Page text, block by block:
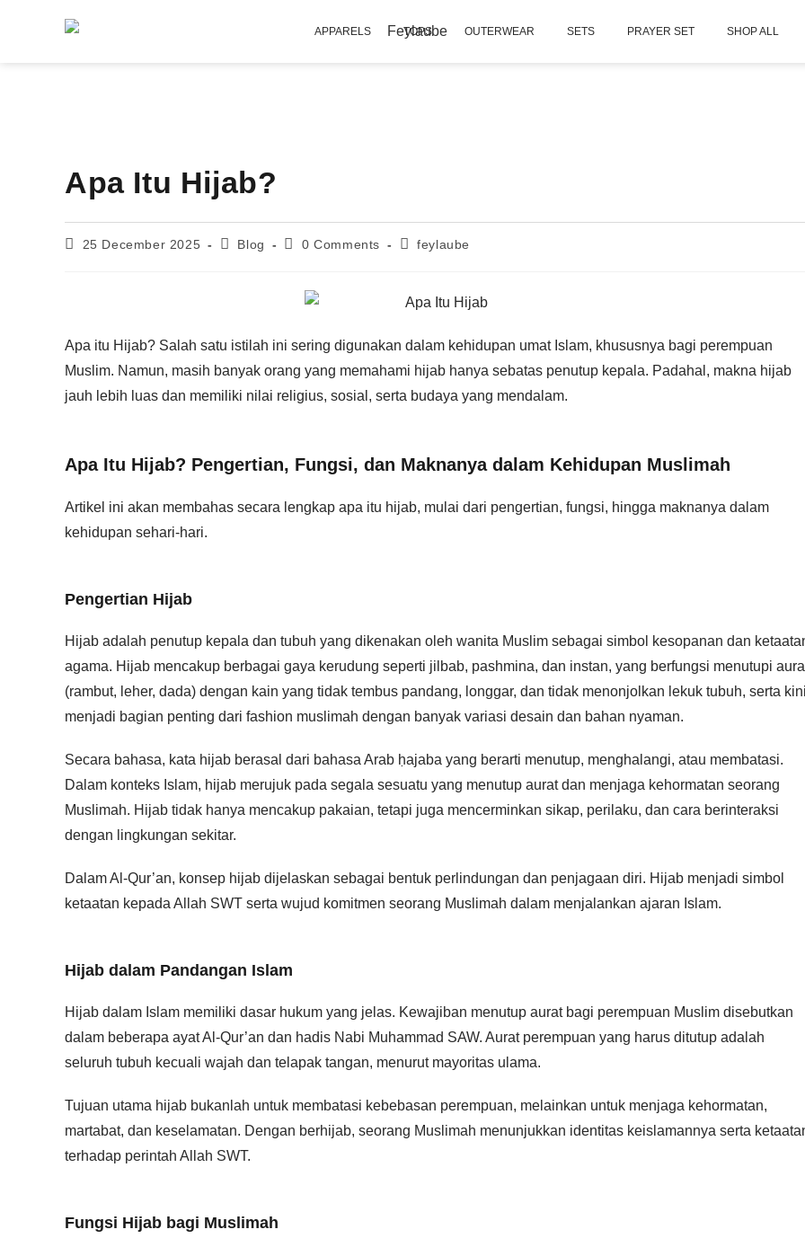
APPARELS TOPS OUTERWEAR SETS PRAYER SET SHOP ALL
Apa Itu Hijab?
25 December 2025 Blog 0 Comments feylaube
Apa itu Hijab? Salah satu istilah ini sering digunakan dalam kehidupan umat Islam, khususnya bagi perempuan
Muslim. Namun, masih banyak orang yang memahami hijab hanya sebatas penutup kepala. Padahal, makna hijab
jauh lebih luas dan memiliki nilai religius, sosial, serta budaya yang mendalam.
Apa Itu Hijab? Pengertian, Fungsi, dan Maknanya dalam Kehidupan Muslimah
Artikel ini akan membahas secara lengkap apa itu hijab, mulai dari pengertian, fungsi, hingga maknanya dalam
kehidupan sehari-hari.
Pengertian Hijab
Hijab adalah penutup kepala dan tubuh yang dikenakan oleh wanita Muslim sebagai simbol kesopanan dan
agama. Hijab mencakup berbagai gaya kerudung seperti jilbab, pashmina, dan instan, yang berfungsi menutupi
(rambut, leher, dada) dengan kain yang tidak tembus pandang, longgar, dan tidak menonjolkan lekuk tubuh, serta
menjadi bagian penting dari fashion muslimah dengan banyak variasi desain dan bahan nyaman.
Secara bahasa, kata hijab berasal dari bahasa Arab ḥajaba yang berarti menutup, menghalangi, atau membatasi.
Dalam konteks Islam, hijab merujuk pada segala sesuatu yang menutup aurat dan menjaga kehormatan seorang
Muslimah. Hijab tidak hanya mencakup pakaian, tetapi juga mencerminkan sikap, perilaku, dan cara berinteraksi
dengan lingkungan sekitar.
Dalam Al-Qur’an, konsep hijab dijelaskan sebagai bentuk perlindungan dan penjagaan diri. Hijab menjadi simbol
ketaatan kepada Allah SWT serta wujud komitmen seorang Muslimah dalam menjalankan ajaran Islam.
Hijab dalam Pandangan Islam
Hijab dalam Islam memiliki dasar hukum yang jelas. Kewajiban menutup aurat bagi perempuan Muslim disebutkan
dalam beberapa ayat Al-Qur’an dan hadis Nabi Muhammad SAW. Aurat perempuan yang harus ditutup adalah
seluruh tubuh kecuali wajah dan telapak tangan, menurut mayoritas ulama.
Tujuan utama hijab bukanlah untuk membatasi kebebasan perempuan, melainkan untuk menjaga kehormatan,
martabat, dan keselamatan. Dengan berhijab, seorang Muslimah menunjukkan identitas keislamannya serta
terhadap perintah Allah SWT.
Fungsi Hijab bagi Muslimah